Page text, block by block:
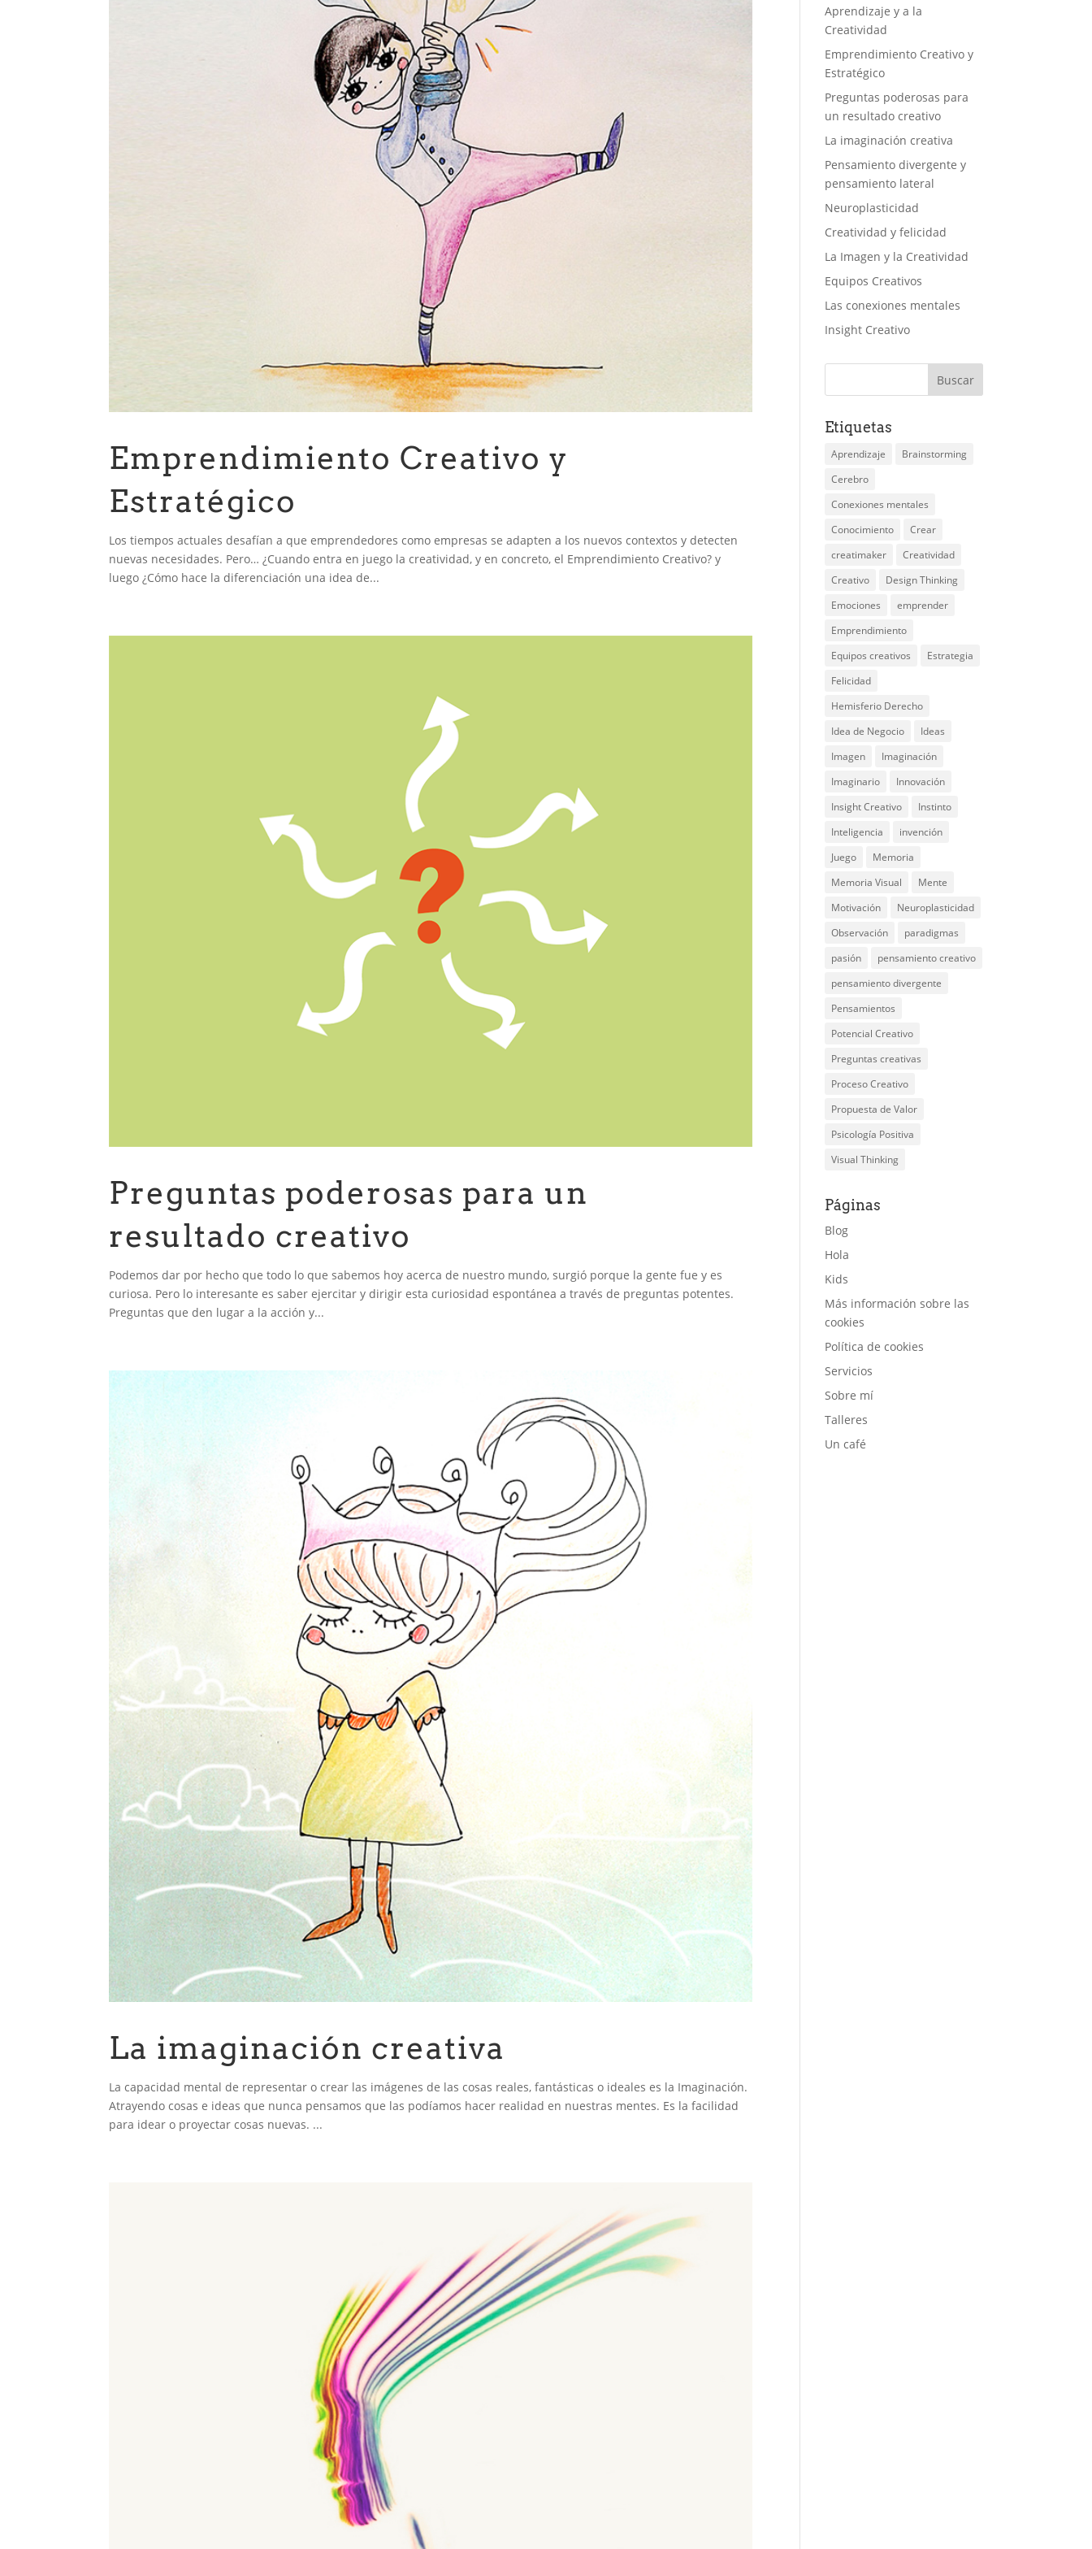
Emprendimiento Creativo y
Estratégico
Los tiempos actuales desafían a que emprendedores como empresas se adapten a los nuevos contextos y detecten
nuevas necesidades. Pero… ¿Cuando entra en juego la creatividad, y en concreto, el Emprendimiento Creativo? y
luego ¿Cómo hace la diferenciación una idea de...
Preguntas poderosas para un
resultado creativo
Podemos dar por hecho que todo lo que sabemos hoy acerca de nuestro mundo, surgió porque la gente fue y es
curiosa. Pero lo interesante es saber ejercitar y dirigir esta curiosidad espontánea a través de preguntas potentes.
Preguntas que den lugar a la acción y...
La imaginación creativa
La capacidad mental de representar o crear las imágenes de las cosas reales, fantásticas o ideales es la Imaginación.
Atrayendo cosas e ideas que nunca pensamos que las podíamos hacer realidad en nuestras mentes. Es la facilidad
para idear o proyectar cosas nuevas. ...
Aprendizaje y a la
Creatividad
Emprendimiento Creativo y
Estratégico
Preguntas poderosas para
un resultado creativo
La imaginación creativa
Pensamiento divergente y
pensamiento lateral
Neuroplasticidad
Creatividad y felicidad
La Imagen y la Creatividad
Equipos Creativos
Las conexiones mentales
Insight Creativo
Etiquetas
Aprendizaje
Brainstorming
Cerebro
Conexiones mentales
Conocimiento
Crear
creatimaker
Creatividad
Creativo
Design Thinking
Emociones
emprender
Emprendimiento
Equipos creativos
Estrategia
Felicidad
Hemisferio Derecho
Idea de Negocio
Ideas
Imagen
Imaginación
Imaginario
Innovación
Insight Creativo
Instinto
Inteligencia
invención
Juego
Memoria
Memoria Visual
Mente
Motivación
Neuroplasticidad
Observación
paradigmas
pasión
pensamiento creativo
pensamiento divergente
Pensamientos
Potencial Creativo
Preguntas creativas
Proceso Creativo
Propuesta de Valor
Psicología Positiva
Visual Thinking
Páginas
Blog
Hola
Kids
Más información sobre las
cookies
Política de cookies
Servicios
Sobre mí
Talleres
Un café